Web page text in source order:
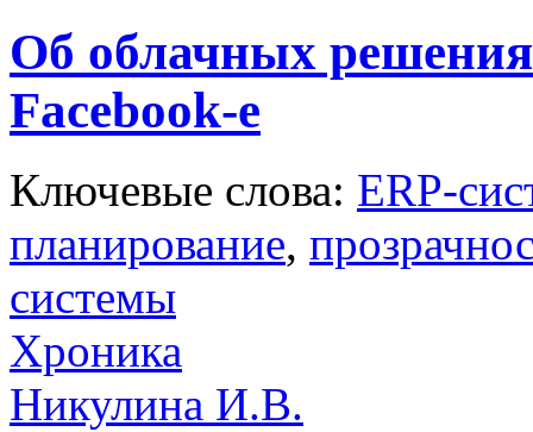
Об облачных
Facebook-е
Ключевые слова: ERP-
планирование,
системы
Хроника
Никулина И.В.